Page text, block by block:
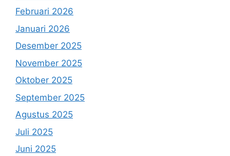
Februari 2026
Januari 2026
Desember 2025
November 2025
Oktober 2025
September 2025
Agustus 2025
Juli 2025
Juni 2025